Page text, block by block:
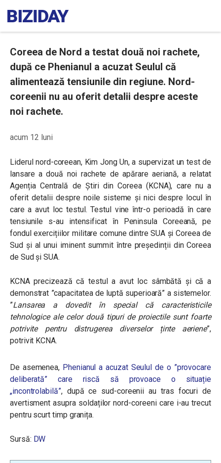
Coreea de Nord a testat două noi rachete,
după ce Phenianul a acuzat Seulul că
alimentează tensiunile din regiune. Nord-
coreenii nu au oferit detalii despre aceste
noi rachete.
acum 12 luni
Liderul nord-coreean, Kim Jong Un, a supervizat un test de
lansare a două noi rachete de apărare aeriană, a relatat
Agenția Centrală de Știri din Coreea (KCNA), care nu a
oferit detalii despre noile sisteme și nici despre locul în
care a avut loc testul. Testul vine într-o perioadă în care
tensiunile s-au intensificat în Peninsula Coreeană, pe
fondul exercițiilor militare comune dintre SUA și Coreea de
Sud și al unui iminent summit între președinții din Coreea
de Sud și SUA.
KCNA precizează că testul a avut loc sâmbătă și că a
demonstrat ”capacitatea de luptă superioară” a sistemelor.
”Lansarea a dovedit în special că caracteristicile
tehnologice ale celor două tipuri de proiectile sunt foarte
potrivite pentru distrugerea diverselor ținte aeriene”,
potrivit KCNA.
De asemenea, Phenianul a acuzat Seulul de o ”provocare
deliberată” care riscă să provoace o situație
„incontrolabilă”, după ce sud-coreenii au tras focuri de
avertisment asupra soldaților nord-coreeni care i-au trecut
pentru scurt timp granița.
Sursă: DW